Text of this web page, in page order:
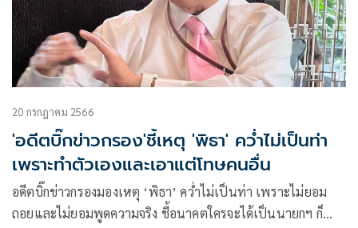
20 กรกฎาคม 2566
'อดีตบิ๊กข่าวกรอง'ชี้เหตุ 'พิธา' คว่ำไม่เป็นท่า
เพราะทำตัวเองและเอาแต่โทษคนอื่น
อดีตบิ๊กข่าวกรองมองเหตุ ‘พิธา’ คว่ำไม่เป็นท่า เพราะไม่ยอม
ถอยและไม่ยอมพูดความจริง ชี้อนาคตใครจะได้เป็นนายกฯ ก็